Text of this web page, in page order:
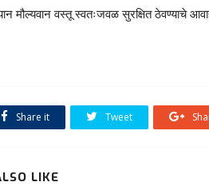
मौल्यवान वस्तू स्वतःजवळ सुरक्षित ठेवण्याचे
Share it Tweet
LIKE